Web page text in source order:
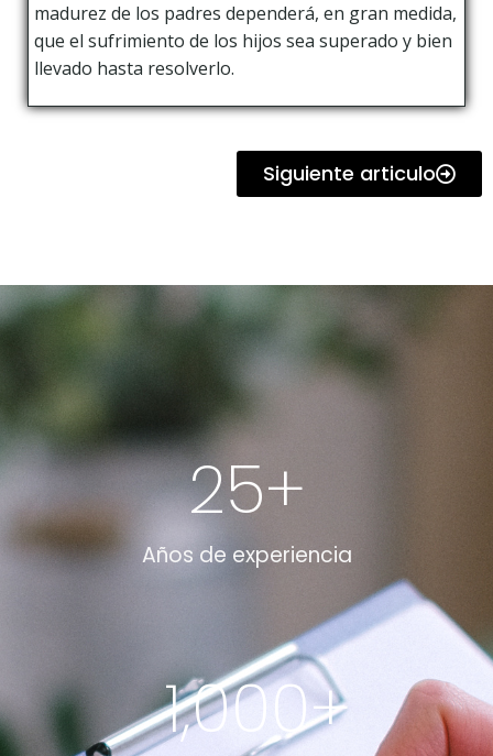
madurez de los padres dependerá, en gran medida,
que el sufrimiento de los hijos sea superado y bien
llevado hasta resolverlo.
Siguiente articulo
Años de experiencia
29+
1,000+